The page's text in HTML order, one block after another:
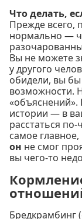
Что делать,
Прежде всего,
нормально —
Вы не можете
у другого
обидели, вы
возможности.
«объяснений».
истории — в
расстаться
самое
он не смог
вы чего-то
Бредкрамбинг